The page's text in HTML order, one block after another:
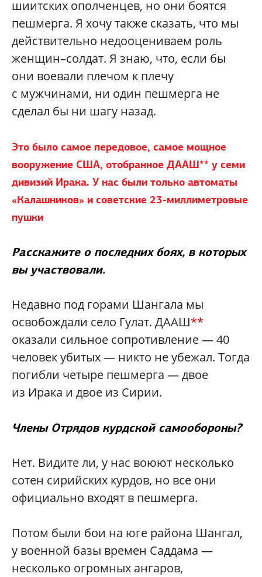
шиитских ополченцев, но они боятся
пешмерга. Я хочу также сказать, что мы
действительно недооцениваем роль
женщин–солдат. Я знаю, что, если бы
они воевали плечом к плечу
с мужчинами, ни один пешмерга не
сделал бы ни шагу назад.
Это было самое передовое, самое мощное
вооружение США, отобранное ДААШ** у семи
дивизий Ирака. У нас были только автоматы
«Калашников» и советские 23-миллиметровые
пушки
Расскажите о последних боях, в которых
вы участвовали.
Недавно под горами Шангала мы
освобождали село Гулат. ДААШ**
оказали сильное сопротивление — 40
человек убитых — никто не убежал. Тогда
погибли четыре пешмерга — двое
из Ирака и двое из Сирии.
Члены Отрядов курдской самообороны?
Нет. Видите ли, у нас воюют несколько
сотен сирийских курдов, но все они
официально входят в пешмерга.
Потом были бои на юге района Шангал,
у военной базы времен Саддама —
несколько огромных ангаров,